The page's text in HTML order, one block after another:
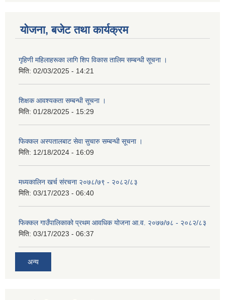
योजना, बजेट तथा कार्यक्रम
गृहिणी महिलाहरूका लागि शिप विकास तालिम सम्बन्धी सूचना ‌।
मिति: 02/03/2025 - 14:21
शिक्षक आवश्यकता सम्बन्धी सूचना ।
मिति: 01/28/2025 - 15:29
फिक्कल अस्पतालबाट सेवा सुचारु सम्बन्धी सूचना ।
मिति: 12/18/2024 - 16:09
मध्यकालिन खर्च संरचना २०७८/७९ - २०८२/८३
मिति: 03/17/2023 - 06:40
फिक्कल गाउँपालिकाको प्रथम आवधिक योजना आ.व. २०७७/७८ - २०८२/८३
मिति: 03/17/2023 - 06:37
अन्य